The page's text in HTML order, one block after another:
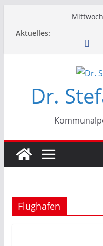
Aktuelles:
Dr.
Flughafen